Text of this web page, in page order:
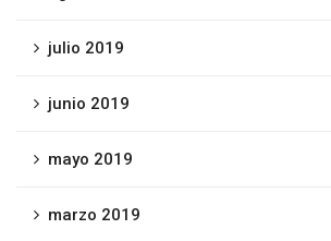
julio 2019
junio 2019
mayo 2019
marzo 2019